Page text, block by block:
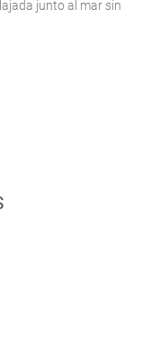
junto al mar sin